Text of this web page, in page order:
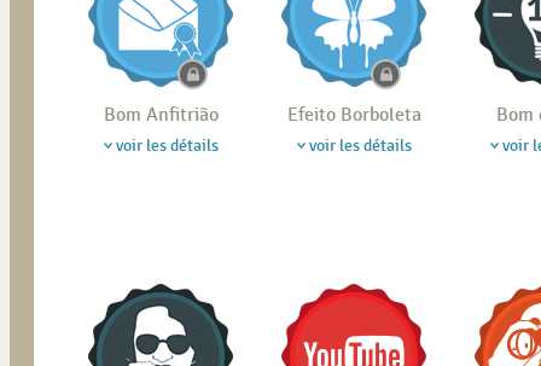
Bom Anfitrião
voir les détails
Efeito Borboleta
voir les détails
Bom
voir